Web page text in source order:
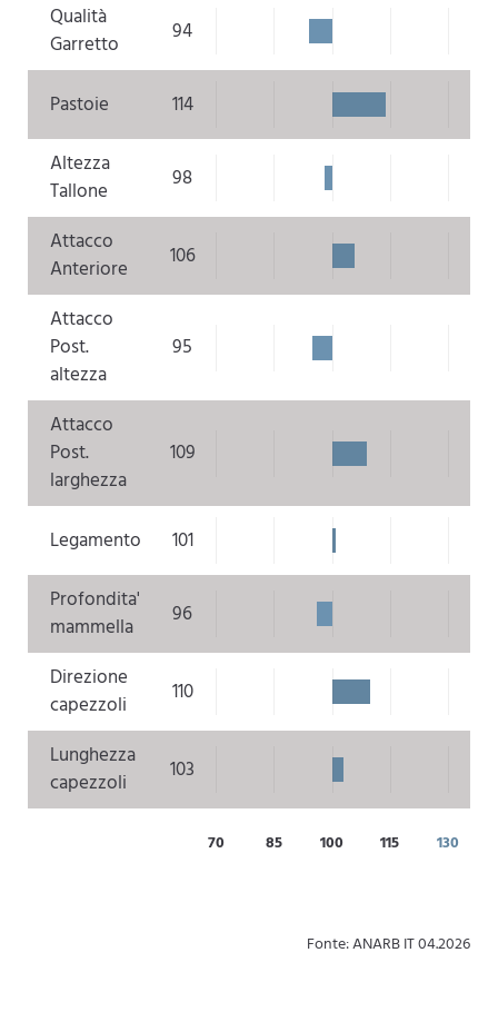
Qualità
Garretto
94
Pastoie
114
Altezza
Tallone
98
Attacco
Anteriore
106
Attacco
Post.
altezza
95
Attacco
Post.
larghezza
109
Legamento
101
Profondita'
mammella
96
Direzione
capezzoli
110
Lunghezza
capezzoli
103
70 85 100 115 130
Fonte: ANARB IT 04.2026